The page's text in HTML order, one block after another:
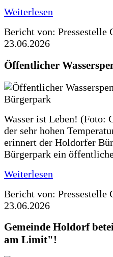
Weiterlesen
Bericht von: Pressestelle
23.06.2026
Öffentlicher
Wasser ist Leben! (Foto:
der sehr hohen
erinnert der Holdorfer
Bürgerpark ein
Weiterlesen
Bericht von: Pressestelle
23.06.2026
Gemeinde Holdorf
am Limit"!